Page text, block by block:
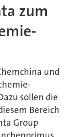
zum
und
sollen die
Bereich
Group